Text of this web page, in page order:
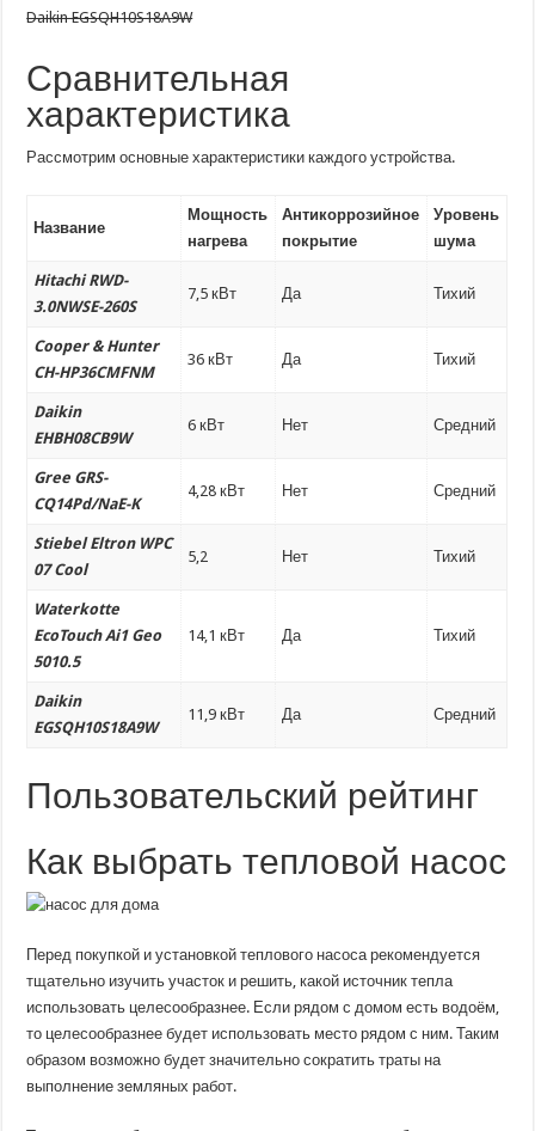
Daikin EGSQH10S18A9W
Сравнительная
характеристика
Рассмотрим основные характеристики каждого устройства.
Название
Мощность
нагрева
Антикоррозийное
покрытие
Уровень
шума
Hitachi RWD-
3.0NWSE-260S
7,5 кВт Да Тихий
Cooper & Hunter
CH-HP36CMFNM
36 кВт Да Тихий
Daikin
EHBH08CB9W
6 кВт Нет Средний
Gree GRS-
CQ14Pd/NaE-K
4,28 кВт Нет Средний
Stiebel Eltron WPC
07 Cool
5,2 Нет Тихий
Waterkotte
EcoTouch Ai1 Geo
5010.5
14,1 кВт Да Тихий
Daikin
EGSQH10S18A9W
11,9 кВт Да Средний
Пользовательский рейтинг
Как выбрать тепловой насос
Перед покупкой и установкой теплового насоса рекомендуется
тщательно изучить участок и решить, какой источник тепла
использовать целесообразнее. Если рядом с домом есть водоём,
то целесообразнее будет использовать место рядом с ним. Таким
образом возможно будет значительно сократить траты на
выполнение земляных работ.